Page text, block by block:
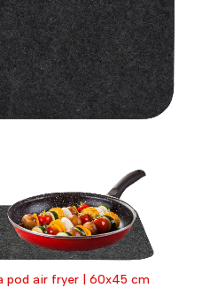
pod air fryer | 60x45 cm